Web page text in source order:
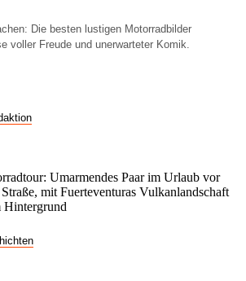
Die besten lustigen Motorradbilder
voller Freude und unerwarteter Komik.